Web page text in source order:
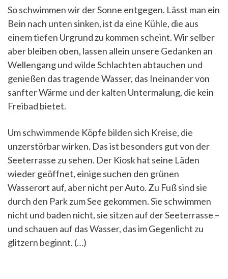
So schwimmen wir der Sonne entgegen. Lässt man ein
Bein nach unten sinken, ist da eine Kühle, die aus
einem tiefen Urgrund zu kommen scheint. Wir selber
aber bleiben oben, lassen allein unsere Gedanken an
Wellengang und wilde Schlachten abtauchen und
genießen das tragende Wasser, das Ineinander von
sanfter Wärme und der kalten Untermalung, die kein
Freibad bietet.
Um schwimmende Köpfe bilden sich Kreise, die
unzerstörbar wirken. Das ist besonders gut von der
Seeterrasse zu sehen. Der Kiosk hat seine Läden
wieder geöffnet, einige suchen den grünen
Wasserort auf, aber nicht per Auto. Zu Fuß sind sie
durch den Park zum See gekommen. Sie schwimmen
nicht und baden nicht, sie sitzen auf der Seeterrasse –
und schauen auf das Wasser, das im Gegenlicht zu
glitzern beginnt. (…)